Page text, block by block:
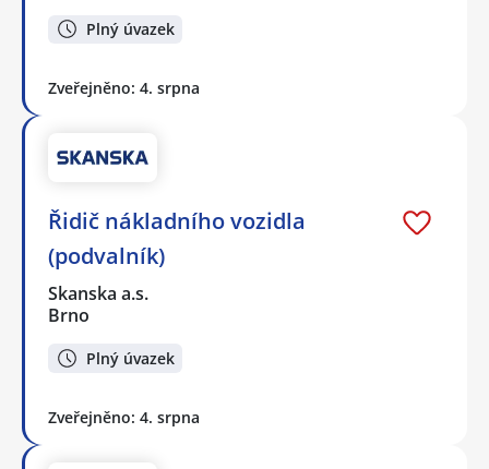
Plný úvazek
Zveřejněno: 4. srpna
Řidič nákladního vozidla
(podvalník)
Skanska a.s.
Brno
Plný úvazek
Zveřejněno: 4. srpna